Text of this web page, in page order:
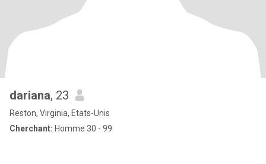
dariana, 23
Reston, Virginia, Etats-Unis
Cherchant: Homme 30 - 99